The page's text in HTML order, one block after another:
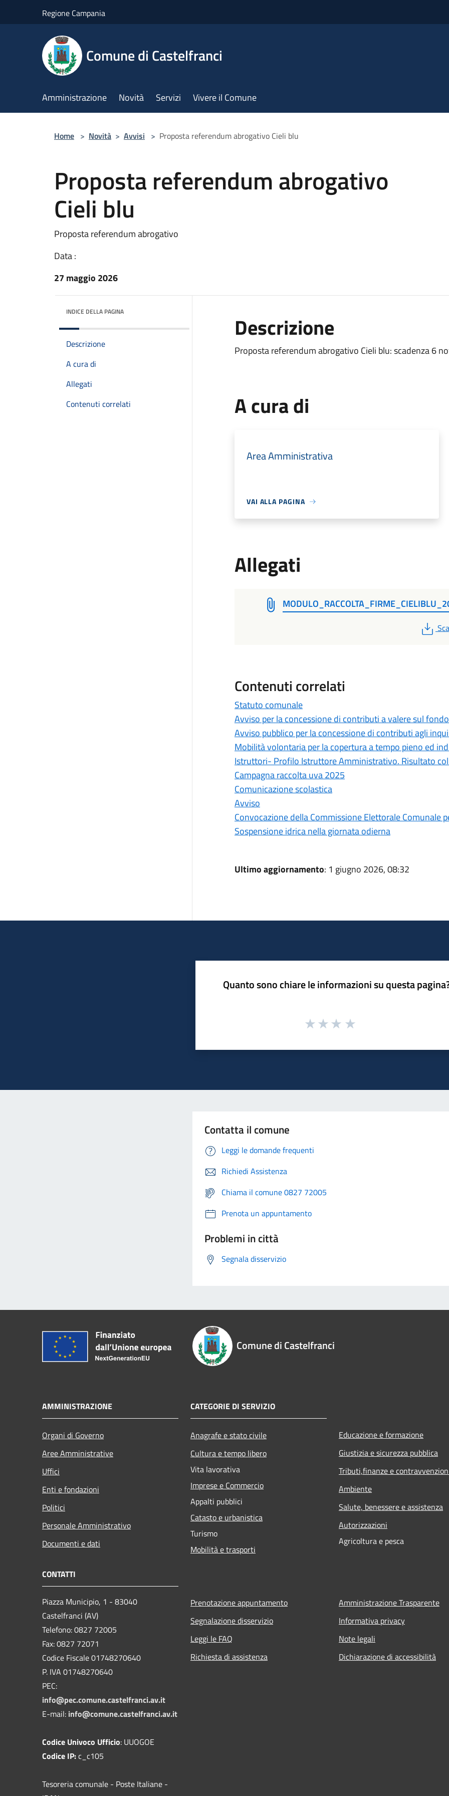
Regione Campania
Comune di Castelfranci
Amministrazione Novità Servizi Vivere il Comune
Home > Novità > Avvisi > Proposta referendum abrogativo Cieli blu
Proposta referendum abrogativo
Cieli blu
Proposta referendum abrogativo
Data :
27 maggio 2026
INDICE DELLA PAGINA
Descrizione
A cura di
Allegati
Contenuti correlati
Descrizione
Proposta referendum abrogativo Cieli blu: scadenza 6
A cura di
Area Amministrativa
VAI ALLA PAGINA
Allegati
Contenuti correlati
Statuto comunale
Avviso per la concessione di contributi a valere sul
Avviso pubblico per la concessione di contributi agli
Mobilità volontaria per la copertura a tempo pieno ed
Istruttori- Profilo Istruttore Amministrativo. Risultato
Campagna raccolta uva 2025
Comunicazione scolastica
Avviso
Convocazione della Commissione Elettorale Comunale
Sospensione idrica nella giornata odierna
Ultimo aggiornamento: 1 giugno 2026, 08:32
Quanto sono chiare le informazioni su questa
Contatta il comune
Leggi le domande frequenti
Richiedi Assistenza
Chiama il comune 0827 72005
Prenota un appuntamento
Problemi in città
Segnala disservizio
Comune di Castelfranci
AMMINISTRAZIONE
Organi di Governo
Aree Amministrative
Uffici
Enti e fondazioni
Politici
Personale Amministrativo
Documenti e dati
CATEGORIE DI SERVIZIO
Anagrafe e stato civile
Cultura e tempo libero
Vita lavorativa
Imprese e Commercio
Appalti pubblici
Catasto e urbanistica
Turismo
Mobilità e trasporti
Educazione e formazione
Giustizia e sicurezza pubblica
Tributi,finanze e
Ambiente
Salute, benessere e assistenza
Autorizzazioni
Agricoltura e pesca
CONTATTI
Piazza Municipio, 1 - 83040
Castelfranci (AV)
Telefono: 0827 72005
Fax: 0827 72071
Codice Fiscale 01748270640
P. IVA 01748270640
PEC:
info@pec.comune.castelfranci.av.it
E-mail: info@comune.castelfranci.av.it
Codice Univoco Ufficio: UUOGOE
Codice IP:c_c105
Tesoreria comunale - Poste Italiane -
Prenotazione appuntamento
Segnalazione disservizio
Leggi le FAQ
Richiesta di assistenza
Amministrazione Trasparente
Informativa privacy
Note legali
Dichiarazione di accessibilità